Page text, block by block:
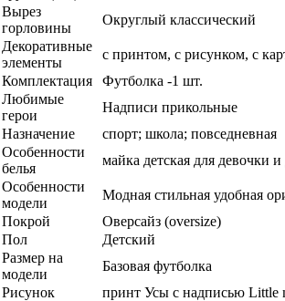
Вырез
горловины
Округлый классический
Декоративные
элементы
с принтом, с рисунком, с
Комплектация
Футболка -1 шт.
Любимые
герои
Надписи прикольные
Назначение
спорт; школа; повседневная
Особенности
белья
майка детская для девочки
Особенности
модели
Модная стильная удобная
Покрой
Оверсайз (oversize)
Пол
Детский
Размер на
модели
Базовая футболка
Рисунок
принт Усы с надписью Little